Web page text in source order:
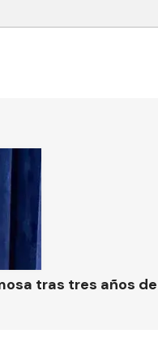
tras tres años